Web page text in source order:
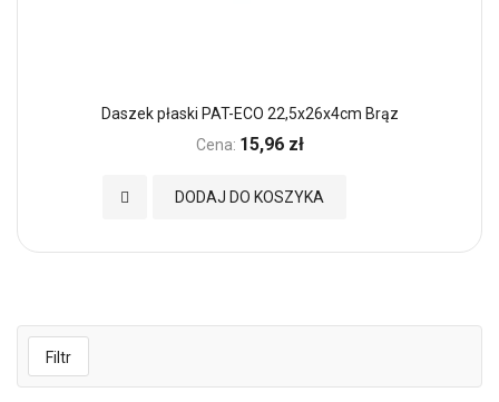
Daszek płaski PAT-ECO 22,5x26x4cm Brąz
Cena: 15,96 zł
DODAJ DO KOSZYKA
Dodaj do Ulubionych
Filtr